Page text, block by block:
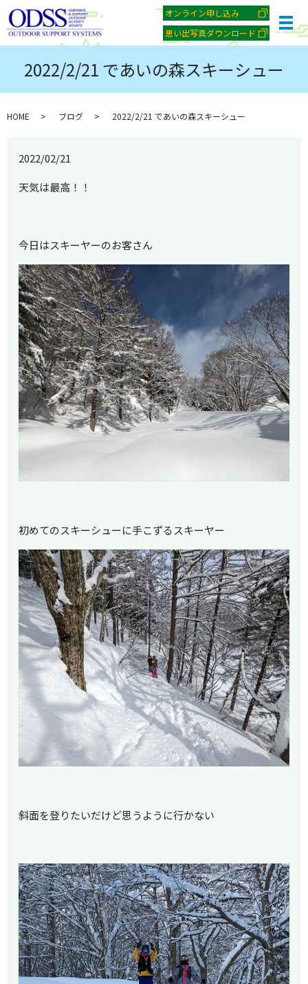
オンライン申し込み
思い出写真ダウンロード
メ
2022/2/21 であいの森スキーシュー
HOME ブログ 2022/2/21 であいの森スキーシュー
2022/02/21
天気は最高！！
今日はスキーヤーのお客さん
初めてのスキーシューに手こずるスキーヤー
斜面を登りたいだけど思うように行かない